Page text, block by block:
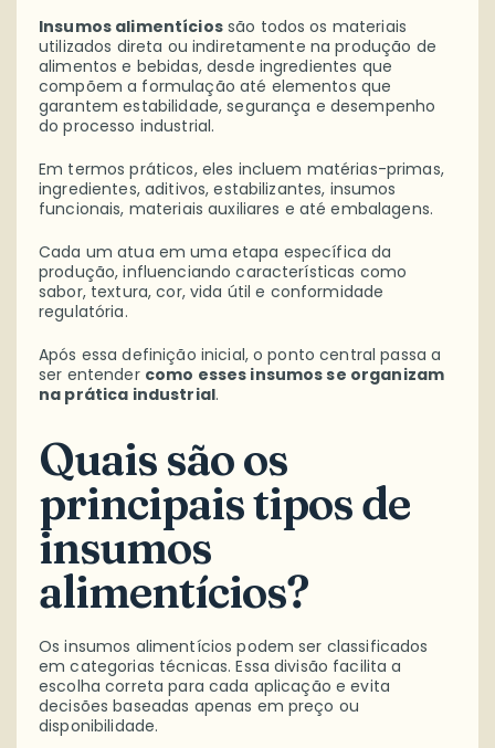
Insumos alimentíciossão todos os materiais
utilizados direta ou indiretamente na produção de
alimentos e bebidas, desde ingredientes que
compõem a formulação até elementos que
garantem estabilidade, segurança e desempenho
do processo industrial.
Em termos práticos, eles incluem matérias-primas,
ingredientes, aditivos, estabilizantes, insumos
funcionais, materiais auxiliares e até embalagens.
Cada um atua em uma etapa específica da
produção, influenciando características como
sabor, textura, cor, vida útil e conformidade
regulatória.
Após essa definição inicial, o ponto central passa a
ser entender como esses insumos se organizam
na prática industrial.
Quais são os
principais tipos de
insumos
alimentícios?
Os insumos alimentícios podem ser classificados
em categorias técnicas. Essa divisão facilita a
escolha correta para cada aplicação e evita
decisões baseadas apenas em preço ou
disponibilidade.